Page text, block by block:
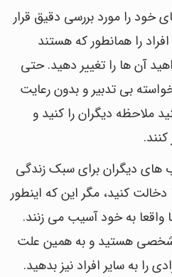
خود را مورد بررسی دقیق قرار
را همانطور که هستند
آن ها را تغییر دهید. حتی
بی تدبیر و بدون رعایت
ملاحظه دیگران را کنید و
های دیگران برای سبک زندگی
کنید، مگر این که اینطور
واقعا به خود آسیب می زنند.
شخصی هستید و به همین علت
را به سایر افراد نیز بدهید.